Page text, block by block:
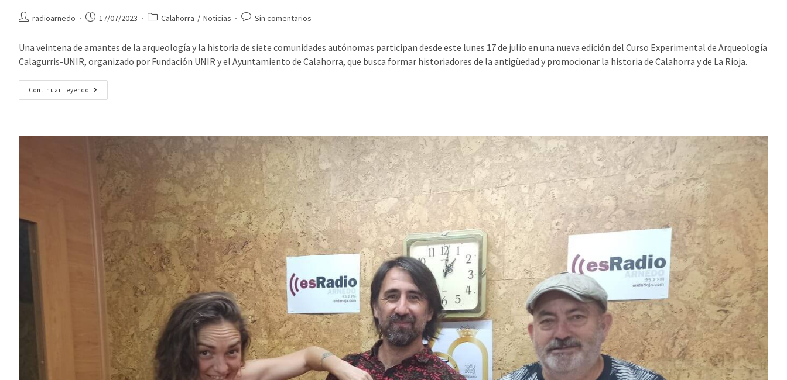
radioarnedo 17/07/2023 Calahorra / Noticias Sin comentarios
Una veintena de amantes de la arqueología y la historia de siete comunidades autónomas participan desde este lunes 17 de julio en una nueva edición del Curso Experimental de Arqueología
Calagurris-UNIR, organizado por Fundación UNIR y el Ayuntamiento de Calahorra, que busca formar historiadores de la antigüedad y promocionar la historia de Calahorra y de La Rioja.
Continuar Leyendo